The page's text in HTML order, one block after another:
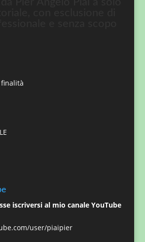
finalità
iscriversi al mio canale YouTube
user/piaipier